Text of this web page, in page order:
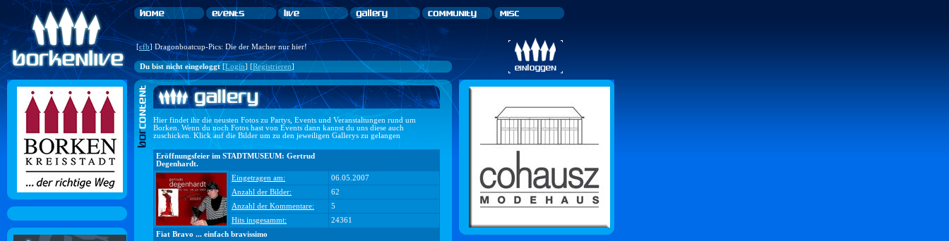
[cfb] Dragonboatcup-Pics: Die der Macher nur hier!
Du bist nicht eingeloggt[Login] [Registrieren]
Hier findet ihr die neusten Fotos zu Partys, Events und Veranstaltungen rund um
Borken. Wenn du noch Fotos hast von Events dann kannst du uns diese auch
zuschicken. Klick auf die Bilder um zu den jeweiligen Gallerys zu gelangen
Eröffnungsfeier im STADTMUSEUM: Gertrud
Degenhardt.
Eingetragen am:
06.05.2007
Anzahl der Bilder:
62
Anzahl der Kommentare:
5
Hits insgesammt:
24361
Fiat Bravo ... einfach bravissimo